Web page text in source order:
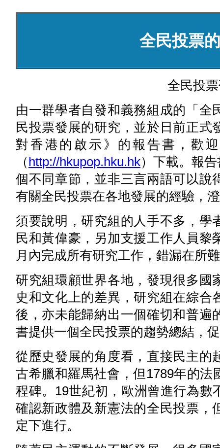
全民投票
全民投
由一群學者自發和義務組成的「全
民投票發展的研究，並於日前正
對香港的啟示》的報告書，歡
（ http://hkupop.hku.hk）下載。報
個不同章節，並非三言兩語可以說
有關全民投票在各地發展的經驗，
須要說明，研究組的人手不多，學
民和黃偉豪，另加支援工作人員
月內完成所有研究工作，錯漏在所
研究組環顧世界各地，發現很多國
史和文化上的差異，研究組在綜
後，亦未能歸納出一個確切和普遍
書提供一個全民投票的趨勢總結，
從歷史發展的角度看，直接民主的
古希臘和羅馬社會，但1789年的
程碑。19世紀初，歐洲曾進行為
確認新政體及新憲法的全民投票，
定下進行。